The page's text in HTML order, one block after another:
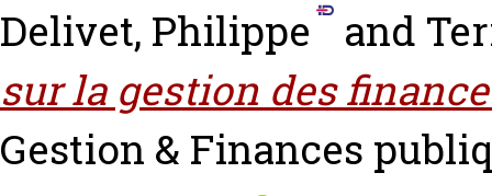
Delivet, Philippe
and
sur la gestion des
Gestion & Finances